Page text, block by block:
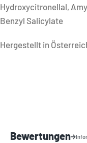
Hydroxycitronellal,
Benzyl Salicylate
Hergestellt in
Bewertungen